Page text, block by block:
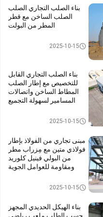
بناء الصلب التجاري الصلب
الصلب الساخن مع قطر
المطر من البولت
بناء الصلب التجاري2025-10-15
بناء الصلب التجاري القابل
للتخصيص مع إطار الصلب
المطاط الساخن واتصالات
المسامير لسهولة التجميع
بناء الصلب التجاري2025-10-15
مبنى تجاري من الفولاذ بإطار
فولاذي متين مع مِزراب مطر
من البولي فينيل كلوريد
ومقاومة للعوامل الجوية
بناء الصلب التجاري2025-10-15
بناء الهيكل الحديدي المجهز